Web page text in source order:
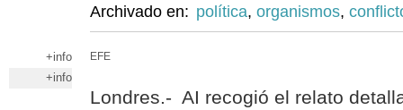
Archivado en: política, organismos,
+info
+info
EFE
Londres.- AI recogió el relato